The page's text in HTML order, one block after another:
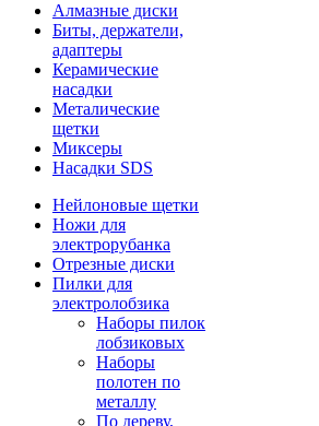
Алмазные диски
Биты, держатели,
адаптеры
Керамические
насадки
Металические
щетки
Миксеры
Насадки SDS
Нейлоновые щетки
Ножи для
электрорубанка
Отрезные диски
Пилки для
электролобзика
Наборы пилок
лобзиковых
Наборы
полотен по
металлу
По дереву,